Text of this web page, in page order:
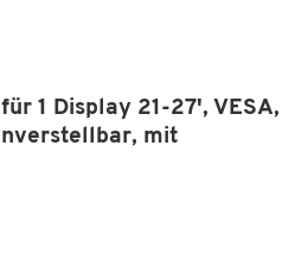
1 Display 21-27', VESA,
mit